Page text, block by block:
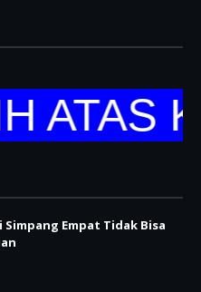
Simpang Empat Tidak Bisa